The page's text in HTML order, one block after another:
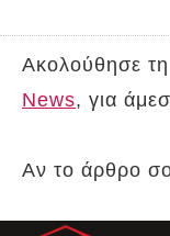
Ακολούθησε τη
News, για
Αν το άρθρο